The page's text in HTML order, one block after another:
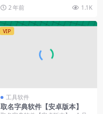
行数据— 标题 链接 想要数提高人...
2 年前 1.1K
VIP
工具软件
取名字典软件【安卓版本】